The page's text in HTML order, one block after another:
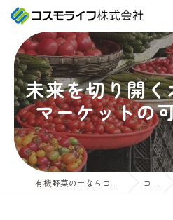
未来を切り開
マーケットの
コラム